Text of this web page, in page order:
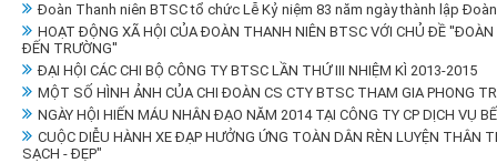
Đoàn Thanh niên BTSC tổ chức Lễ Kỷ niệm 83 năm ngày thành lập
HOẠT ĐỘNG XÃ HỘI CỦA ĐOÀN THANH NIÊN BTSC VỚI CHỦ ĐỀ
ĐẾN TRƯỜNG''
ĐẠI HỘI CÁC CHI BỘ CÔNG TY BTSC LẦN THỨ III NHIỆM KÌ 2013-2015
MỘT SỐ HÌNH ẢNH CỦA CHI ĐOÀN CS CTY BTSC THAM GIA PHONG
NGÀY HỘI HIẾN MÁU NHÂN ĐẠO NĂM 2014 TẠI CÔNG TY CP DỊCH VỤ
CUỘC DIỄU HÀNH XE ĐẠP HƯỞNG ỨNG TOÀN DÂN RÈN LUYỆN THÂN
SẠCH - ĐẸP"